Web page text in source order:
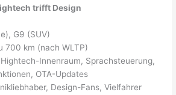
trifft Design
G9 (SUV)
700 km (nach WLTP)
Hightech-Innenraum, Sprachsteuerung,
OTA-Updates
Design-Fans, Vielfahrer